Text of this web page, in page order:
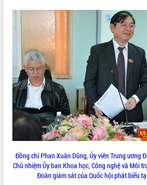
THỐNG KÊ TRUY CẬP
Hôm nay:
17173
Tất cả: 66102841
Đồng chí Phan Xuân Dũng, Ủy viên Trung ương
Chủ nhiệm Ủy ban Khoa học, Công nghệ và Môi
Đoàn giám sát của Quốc hội phát biểu